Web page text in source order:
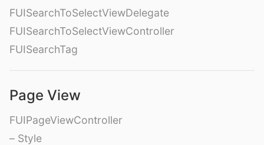
FUISearchToSelectViewDelegate
FUISearchToSelectViewController
FUISearchTag
Page View
FUIPageViewController
– Style